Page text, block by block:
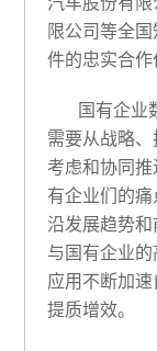
限公司等全
件的忠实合作
国有企业
需要从战略
考虑和协同
有企业们的
沿发展趋势
与国有企业
应用不断加速
提质增效。